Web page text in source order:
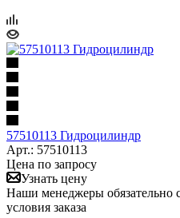
57510113 Гидроцилиндр
Арт.: 57510113
Цена по запросу
Узнать цену
Наши менеджеры обязательно
условия заказа